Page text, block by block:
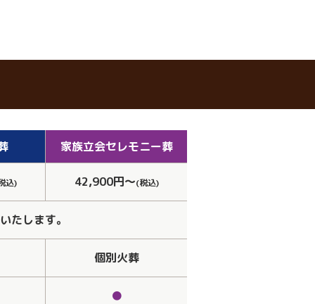
家族立会セレモニー葬
込) 42,900円～(税込)
たします。
個別火葬
●